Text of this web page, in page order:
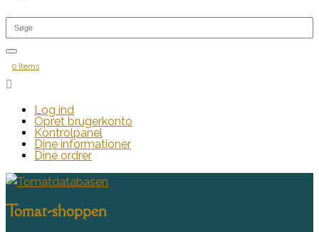
0 Items

Log ind
Opret brugerkonto
Kontrolpanel
Dine informationer
Dine ordrer
Tomat-shoppen